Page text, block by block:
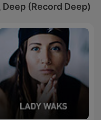
(Record Deep)